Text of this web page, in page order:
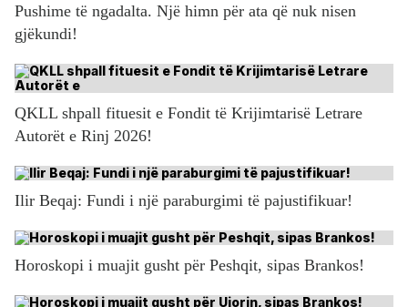
Pushime të ngadalta. Një himn për ata që nuk nisen
gjëkundi!
QKLL shpall fituesit e Fondit të Krijimtarisë Letrare
Autorët e Rinj 2026!
Ilir Beqaj: Fundi i një paraburgimi të pajustifikuar!
Horoskopi i muajit gusht për Peshqit, sipas Brankos!